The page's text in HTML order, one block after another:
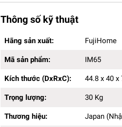
Hãng sản xuất:FujiHome
Mã sản phẩm:
Kích thước (DxRxC):
44.8 x 40 x
Thương hiệu:Japan (Nhật Bản)
Xuất xứ:China (Trung Quốc)
Bảo hành: 24 tháng (02 năm)
Điện áp (V):
Thông số kỹ thuật
Hãng sản xuất: FujiHome
Mã sản phẩm: IM65
Kích thước (DxRxC): 44.8 x 40 x
Trọng lượng: 30 Kg
Thương hiệu: Japan